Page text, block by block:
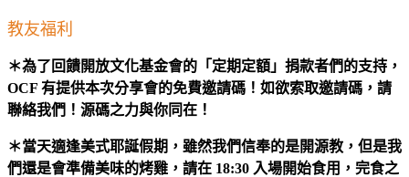
教友福利
＊為了回饋開放文化基金會的「定期定額」捐款者們的支持，
OCF 有提供本次分享會的免費邀請碼！如欲索取邀請碼，請
聯絡我們！源碼之力與你同在！
＊當天適逢美式耶誕假期，雖然我們信奉的是開源教，但是我
們還是會準備美味的烤雞，請在 18:30 入場開始食用，完食之